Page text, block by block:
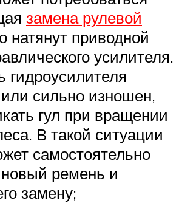
замена рулевой
натянут приводной
усилителя.
гидроусилителя
сильно изношен,
гул при вращении
В такой ситуации
самостоятельно
ремень и
замену;